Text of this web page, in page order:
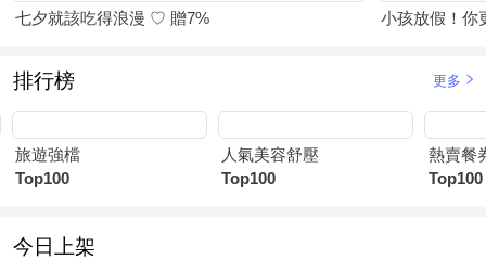
七夕就該吃得浪漫 ♡ 贈7% 小孩放假！你
排行榜 更多
旅遊強檔
Top100
人氣美容舒壓
Top100
熱賣餐
Top100
今日上架